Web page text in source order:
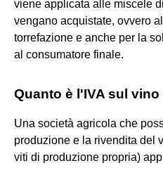
viene applicata alle miscele
vengano acquistate, ovvero
torrefazione e anche per la
al consumatore finale.
Quanto è l'IVA sul
Una società agricola che
produzione e la rivendita del
viti di produzione propria)